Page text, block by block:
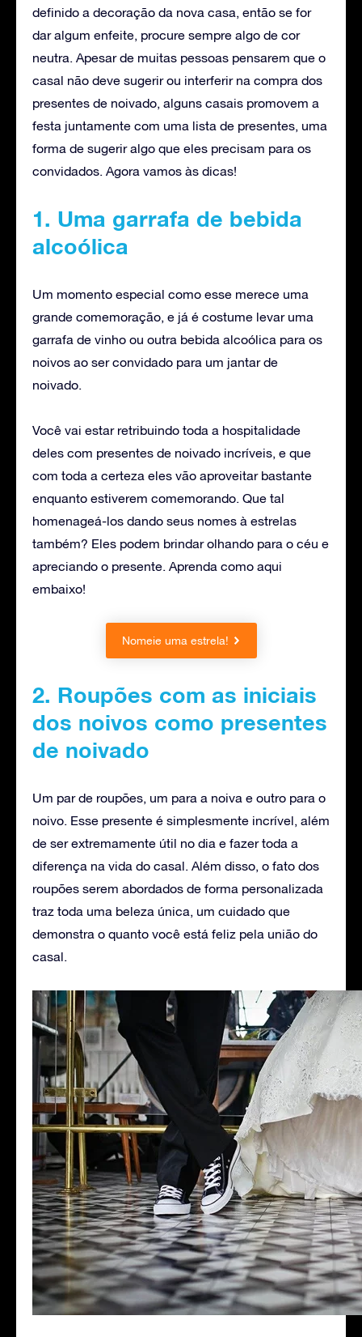
definido a decoração da nova casa, então se for
dar algum enfeite, procure sempre algo de cor
neutra. Apesar de muitas pessoas pensarem que o
casal não deve sugerir ou interferir na compra dos
presentes de noivado, alguns casais promovem a
festa juntamente com uma lista de presentes, uma
forma de sugerir algo que eles precisam para os
convidados. Agora vamos às dicas!
1. Uma garrafa de bebida
alcoólica
Um momento especial como esse merece uma
grande comemoração, e já é costume levar uma
garrafa de vinho ou outra bebida alcoólica para os
noivos ao ser convidado para um jantar de
noivado.
Você vai estar retribuindo toda a hospitalidade
deles com presentes de noivado incríveis, e que
com toda a certeza eles vão aproveitar bastante
enquanto estiverem comemorando. Que tal
homenageá-los dando seus nomes à estrelas
também? Eles podem brindar olhando para o céu e
apreciando o presente. Aprenda como aqui
embaixo!
Nomeie uma estrela!
2. Roupões com as iniciais
dos noivos como presentes
de noivado
Um par de roupões, um para a noiva e outro para o
noivo. Esse presente é simplesmente incrível, além
de ser extremamente útil no dia e fazer toda a
diferença na vida do casal. Além disso, o fato dos
roupões serem abordados de forma personalizada
traz toda uma beleza única, um cuidado que
demonstra o quanto você está feliz pela união do
casal.